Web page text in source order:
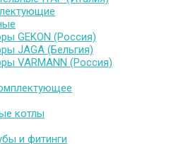
GEKON (Россия)
JAGA (Бельгия)
VARMANN (Россия)
котлы
и фитинги